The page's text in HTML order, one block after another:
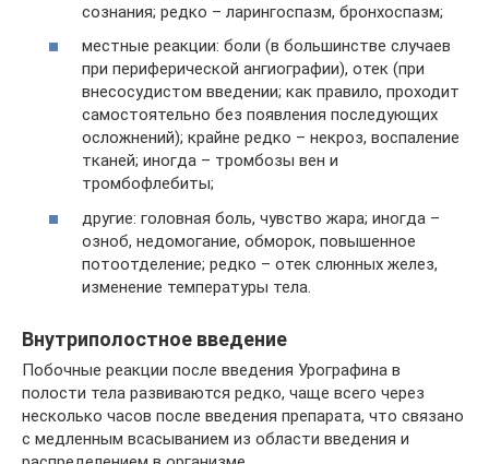
сознания; редко – ларингоспазм, бронхоспазм;
местные реакции: боли (в большинстве случаев
при периферической ангиографии), отек (при
внесосудистом введении; как правило, проходит
самостоятельно без появления последующих
осложнений); крайне редко – некроз, воспаление
тканей; иногда – тромбозы вен и
тромбофлебиты;
другие: головная боль, чувство жара; иногда –
озноб, недомогание, обморок, повышенное
потоотделение; редко – отек слюнных желез,
изменение температуры тела.
Внутриполостное введение
Побочные реакции после введения Урографина в
полости тела развиваются редко, чаще всего через
несколько часов после введения препарата, что связано
с медленным всасыванием из области введения и